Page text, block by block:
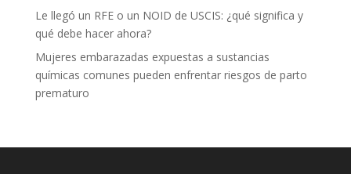
Le llegó un RFE o un NOID de USCIS: ¿qué significa y
qué debe hacer ahora?
Mujeres embarazadas expuestas a sustancias
químicas comunes pueden enfrentar riesgos de parto
prematuro